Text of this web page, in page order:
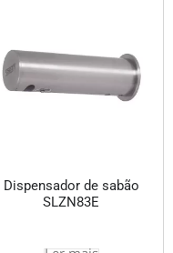
Dispensador de sabão
SLZN83E